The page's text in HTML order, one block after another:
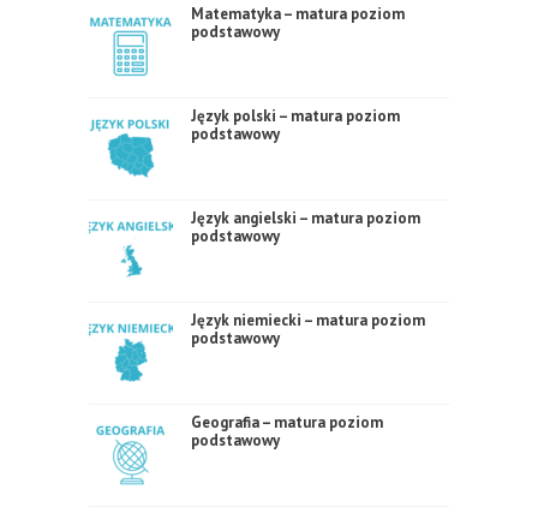
Matematyka – matura poziom
podstawowy
Język polski – matura poziom
podstawowy
Język angielski – matura poziom
podstawowy
Język niemiecki – matura poziom
podstawowy
Geografia – matura poziom
podstawowy